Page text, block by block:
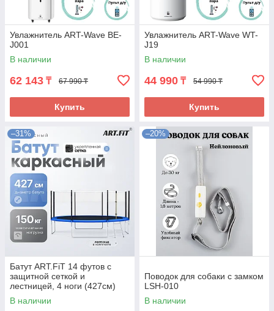
Увлажнитель ART-Wave BE-
J001
В наличии
62 143 ₸ 67 990 ₸
Купить
Увлажнитель ART-Wave WT-
J19
В наличии
44 990 ₸ 54 990 ₸
Купить
–31%
Батут ART.FiT 14 футов с
защитной сеткой и
лестницей, 4 ноги (427см)
В наличии
–20%
Поводок для собаки с замком
LSH-010
В наличии